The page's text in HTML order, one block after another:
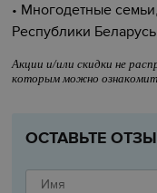
• Многодетные
Республики
Акции и/или скидки не
которым можно
ОСТАВЬТЕ